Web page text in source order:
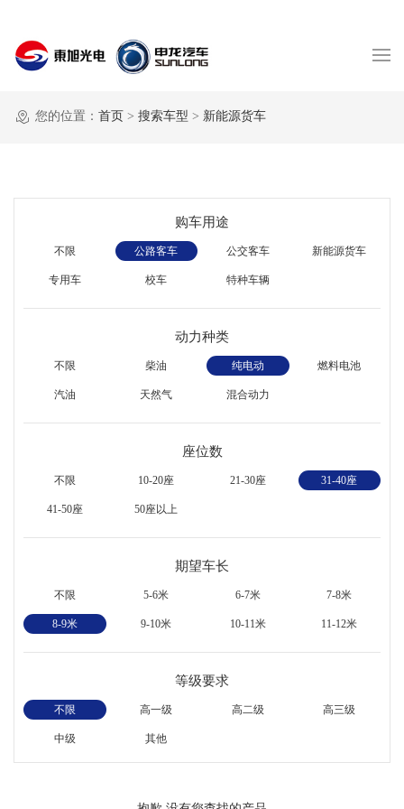
您的位置： 首页 > 搜索车型 > 新能源货车
购车用途
不限 公路客车 公交客车 新能源货车
专用车 校车 特种车辆
动力种类
不限 柴油 纯电动 燃料电池
汽油 天然气 混合动力
座位数
不限 10-20座 21-30座 31-40座
41-50座 50座以上
期望车长
不限 5-6米 6-7米 7-8米
8-9米 9-10米 10-11米 11-12米
等级要求
不限 高一级 高二级 高三级
中级 其他